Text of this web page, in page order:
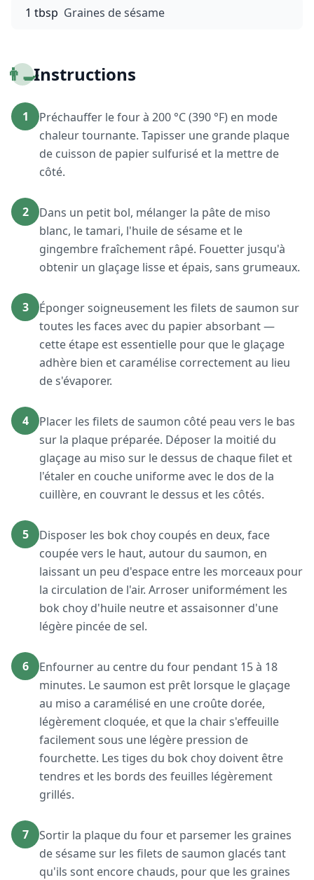
1 tbsp Graines de sésame
👨‍🍳Instructions
1
Préchauffer le four à 200 °C (390 °F) en mode
chaleur tournante. Tapisser une grande plaque
de cuisson de papier sulfurisé et la mettre de
côté.
2
Dans un petit bol, mélanger la pâte de miso
blanc, le tamari, l'huile de sésame et le
gingembre fraîchement râpé. Fouetter jusqu'à
obtenir un glaçage lisse et épais, sans grumeaux.
3
Éponger soigneusement les filets de saumon sur
toutes les faces avec du papier absorbant —
cette étape est essentielle pour que le glaçage
adhère bien et caramélise correctement au lieu
de s'évaporer.
4
Placer les filets de saumon côté peau vers le bas
sur la plaque préparée. Déposer la moitié du
glaçage au miso sur le dessus de chaque filet et
l'étaler en couche uniforme avec le dos de la
cuillère, en couvrant le dessus et les côtés.
5
Disposer les bok choy coupés en deux, face
coupée vers le haut, autour du saumon, en
laissant un peu d'espace entre les morceaux pour
la circulation de l'air. Arroser uniformément les
bok choy d'huile neutre et assaisonner d'une
légère pincée de sel.
6
Enfourner au centre du four pendant 15 à 18
minutes. Le saumon est prêt lorsque le glaçage
au miso a caramélisé en une croûte dorée,
légèrement cloquée, et que la chair s'effeuille
facilement sous une légère pression de
fourchette. Les tiges du bok choy doivent être
tendres et les bords des feuilles légèrement
grillés.
7
Sortir la plaque du four et parsemer les graines
de sésame sur les filets de saumon glacés tant
qu'ils sont encore chauds, pour que les graines